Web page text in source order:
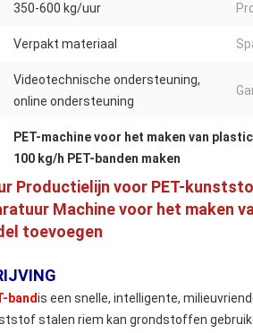
350-600 kg/uur
Verpakt materiaal
Videotechnische ondersteuning,
online ondersteuning
PET-machine voor het maken van
100 kg/h PET-banden maken
Productielijn voor PET-
Machine voor het maken
toevoegen
bandis een snelle, intelligente,
stalen riem kan grondstoffen